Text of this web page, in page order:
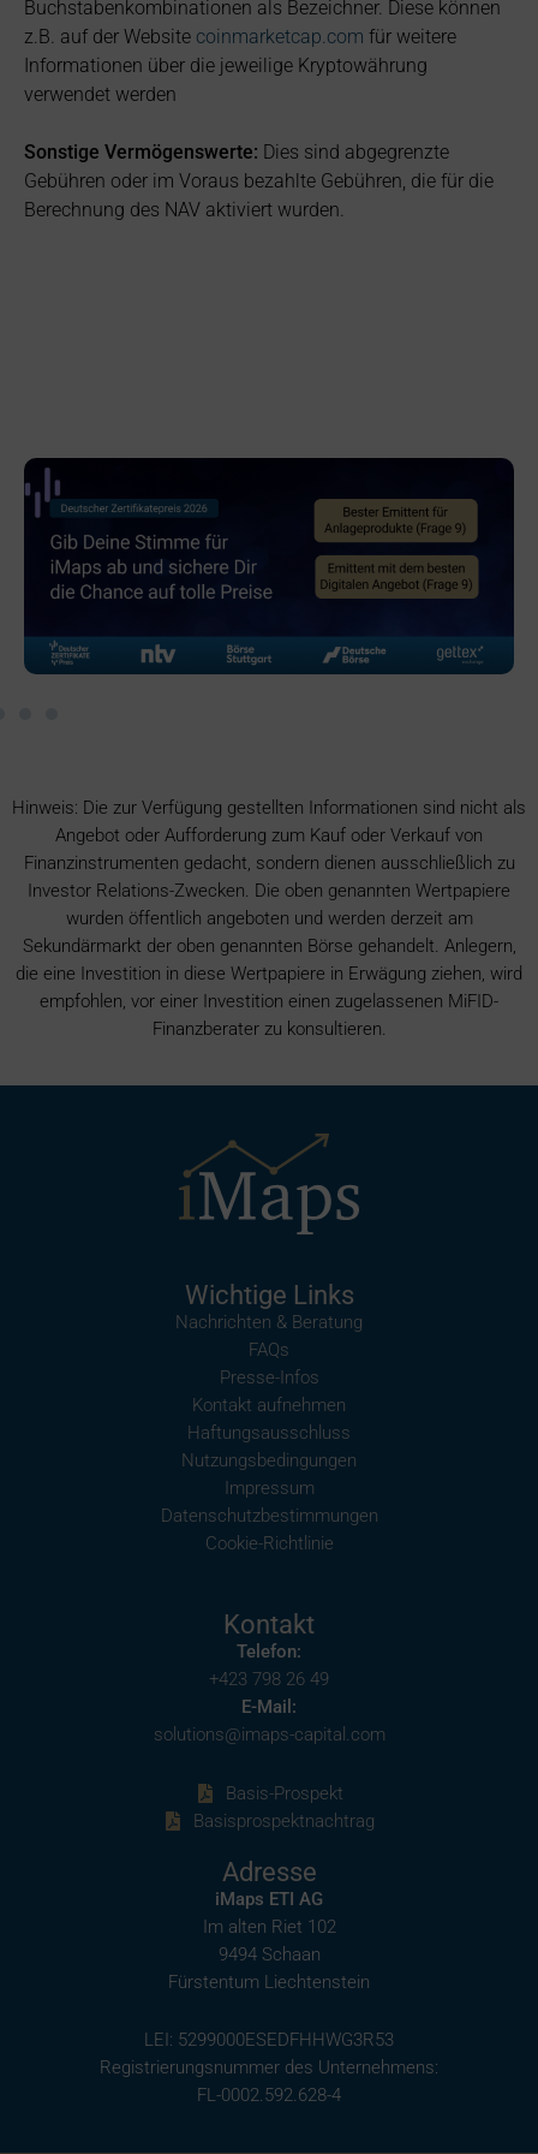
Buchstabenkombinationen als Bezeichner. Diese können
z.B. auf der Website coinmarketcap.com für weitere
Informationen über die jeweilige Kryptowährung
verwendet werden
Sonstige Vermögenswerte: Dies sind abgegrenzte
Gebühren oder im Voraus bezahlte Gebühren, die für die
Berechnung des NAV aktiviert wurden.
Hinweis: Die zur Verfügung gestellten Informationen sind nicht als
Angebot oder Aufforderung zum Kauf oder Verkauf von
Finanzinstrumenten gedacht, sondern dienen ausschließlich zu
Investor Relations-Zwecken. Die oben genannten Wertpapiere
wurden öffentlich angeboten und werden derzeit am
Sekundärmarkt der oben genannten Börse gehandelt. Anlegern,
die eine Investition in diese Wertpapiere in Erwägung ziehen, wird
empfohlen, vor einer Investition einen zugelassenen MiFID-
Finanzberater zu konsultieren.
Wichtige Links
Nachrichten & Beratung
FAQs
Presse-Infos
Kontakt aufnehmen
Haftungsausschluss
Nutzungsbedingungen
Impressum
Datenschutzbestimmungen
Cookie-Richtlinie
Kontakt
Telefon:
+423 798 26 49
E-Mail:
solutions@imaps-capital.com
Basis-Prospekt
Basisprospektnachtrag
Adresse
iMaps ETI AG
Im alten Riet 102
9494 Schaan
Fürstentum Liechtenstein
LEI: 5299000ESEDFHHWG3R53
Registrierungsnummer des Unternehmens:
FL-0002.592.628-4